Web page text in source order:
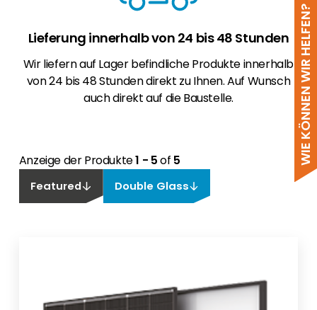
WIE KÖNNEN WIR HELFEN?
Lieferung innerhalb von 24 bis 48 Stunden
Wir liefern auf Lager befindliche Produkte innerhalb
von 24 bis 48 Stunden direkt zu Ihnen. Auf Wunsch
auch direkt auf die Baustelle.
Anzeige der Produkte1 - 5of 5
Featured Double Glass